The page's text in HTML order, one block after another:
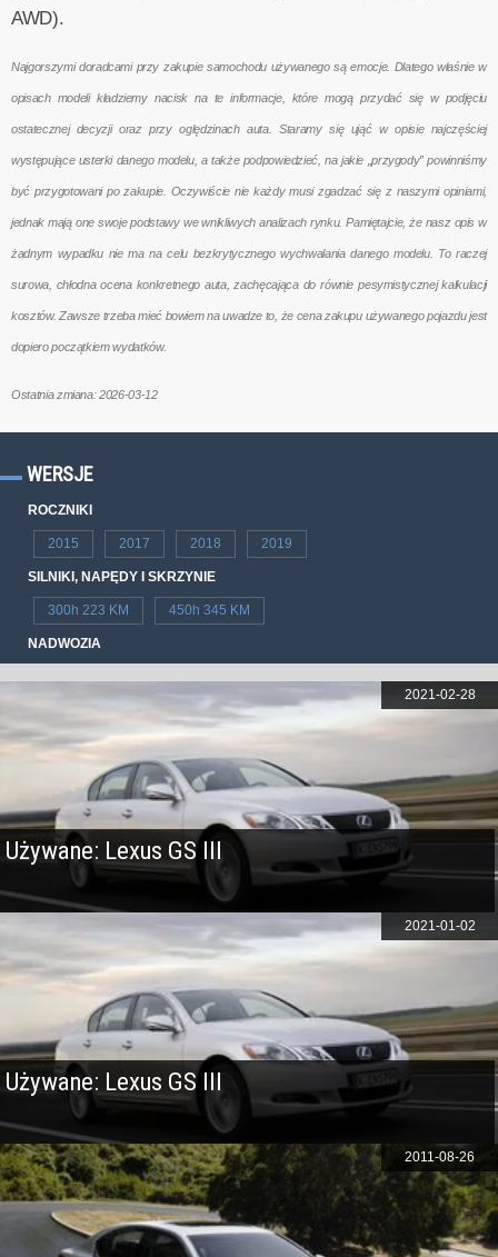
AWD).
Najgorszymi doradcami przy zakupie samochodu używanego są emocje. Dlatego właśnie w
opisach modeli kładziemy nacisk na te informacje, które mogą przydać się w podjęciu
ostatecznej decyzji oraz przy oględzinach auta. Staramy się ująć w opisie najczęściej
występujące usterki danego modelu, a także podpowiedzieć, na jakie „przygody” powinniśmy
być przygotowani po zakupie. Oczywiście nie każdy musi zgadzać się z naszymi opiniami,
jednak mają one swoje podstawy we wnikliwych analizach rynku. Pamiętajcie, że nasz opis w
żadnym wypadku nie ma na celu bezkrytycznego wychwalania danego modelu. To raczej
surowa, chłodna ocena konkretnego auta, zachęcająca do równie pesymistycznej kalkulacji
kosztów. Zawsze trzeba mieć bowiem na uwadze to, że cena zakupu używanego pojazdu jest
dopiero początkiem wydatków.
Ostatnia zmiana: 2026-03-12
WERSJE
ROCZNIKI
2015 2017 2018 2019
SILNIKI, NAPĘDY I SKRZYNIE
300h 223 KM 450h 345 KM
NADWOZIA
Używane: Lexus GS III
2021-02-28
Używane: Lexus GS III
2021-01-02
2011-08-26